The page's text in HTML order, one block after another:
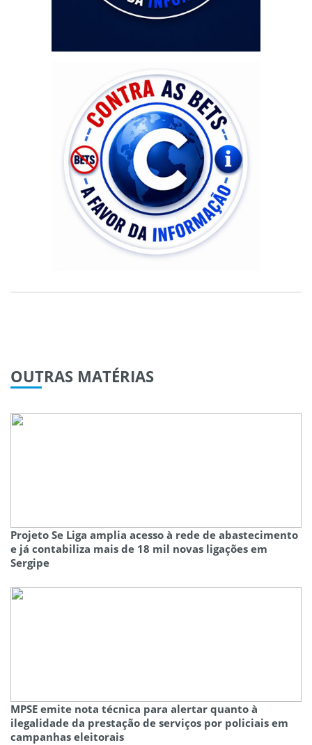
OUTRAS MATÉRIAS
Projeto Se Liga amplia acesso à rede de abastecimento
e já contabiliza mais de 18 mil novas ligações em
Sergipe
MPSE emite nota técnica para alertar quanto à
ilegalidade da prestação de serviços por policiais em
campanhas eleitorais